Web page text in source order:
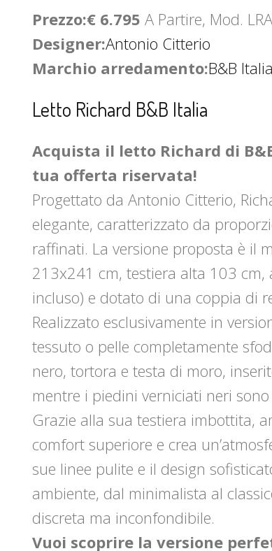
Prezzo:€ 6.795 A Partire, Mod.
Designer:Antonio Citterio
Marchio arredamento:B&B Italia
Letto Richard B&B Italia
Acquista il letto Richard di
tua offerta riservata!
Progettato da Antonio Citterio,
elegante, caratterizzato da
raffinati. La versione proposta è il
213x241 cm, testiera alta 103
incluso) e dotato di una coppia di
Realizzato esclusivamente in
tessuto o pelle completamente
nero, tortora e testa di moro,
mentre i piedini verniciati neri
Grazie alla sua testiera imbottita,
comfort superiore e crea
sue linee pulite e il design
ambiente, dal minimalista al
discreta ma inconfondibile.
Vuoi scoprire la versione